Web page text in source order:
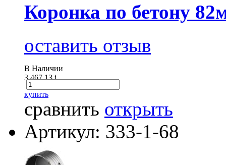
Коронка по бетону
оставить отзыв
В Наличии
3 467.13i
купить
сравнить открыть
Артикул: 333-1-68